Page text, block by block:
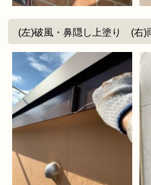
(左)破風・鼻隠し上塗り (右)